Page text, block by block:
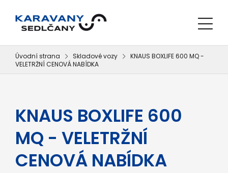
Úvodní strana Skladové vozy
KNAUS BOXLIFE 600 MQ -
VELETRŽNÍ CENOVÁ NABÍDKA
KNAUS BOXLIFE 600
MQ - VELETRŽNÍ
CENOVÁ NABÍDKA